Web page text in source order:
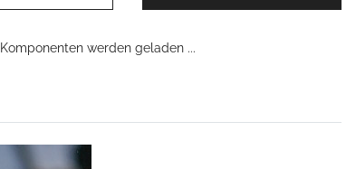
Komponenten werden geladen ...